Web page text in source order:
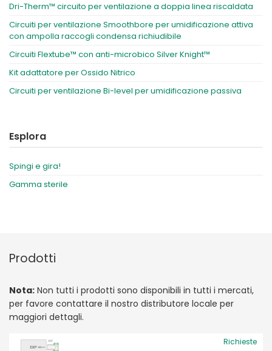
Dri-Therm™ circuito per ventilazione a doppia linea riscaldata
Circuiti per ventilazione Smoothbore per umidificazione attiva
con ampolla raccogli condensa richiudibile
Circuiti Flextube™ con anti-microbico Silver Knight™
Kit adattatore per Ossido Nitrico
Circuiti per ventilazione Bi-level per umidificazione passiva
Esplora
Spingi e gira!
Gamma sterile
Prodotti
Nota: Non tutti i prodotti sono disponibili in tutti i mercati,
per favore contattare il nostro distributore locale per
maggiori dettagli.
Richieste